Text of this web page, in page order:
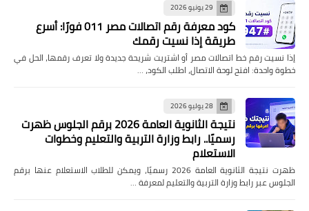
29 يونيو 2026
كود معرفة رقم اتصالات مصر 011 فورًا: أسرع
طريقة إذا نسيت رقمك
إذا نسيت رقم خط اتصالات مصر أو اشتريت شريحة جديدة ولا تعرف رقمها، الحل في
خطوة واحدة: افتح لوحة الاتصال، اطلب الكود، …
28 يوليو 2026
نتيجة الثانوية العامة 2026 برقم الجلوس ظهرت
رسميًا.. رابط وزارة التربية والتعليم وخطوات
الاستعلام
ظهرت نتيجة الثانوية العامة 2026 رسميًا، ويمكن للطلاب الاستعلام عنها برقم
الجلوس عبر رابط وزارة التربية والتعليم لمعرفة …